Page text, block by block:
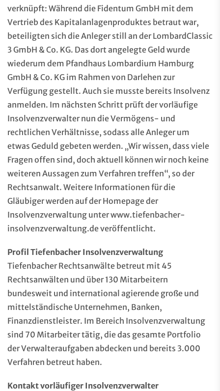
verknüpft: Während die Fidentum GmbH mit dem
Vertrieb des Kapitalanlagenproduktes betraut war,
beteiligten sich die Anleger still an der LombardClassic
3 GmbH & Co. KG. Das dort angelegte Geld wurde
wiederum dem Pfandhaus Lombardium Hamburg
GmbH & Co. KG im Rahmen von Darlehen zur
Verfügung gestellt. Auch sie musste bereits Insolvenz
anmelden. Im nächsten Schritt prüft der vorläufige
Insolvenzverwalter nun die Vermögens- und
rechtlichen Verhältnisse, sodass alle Anleger um
etwas Geduld gebeten werden. „Wir wissen, dass viele
Fragen offen sind, doch aktuell können wir noch keine
weiteren Aussagen zum Verfahren treffen“, so der
Rechtsanwalt. Weitere Informationen für die
Gläubiger werden auf der Homepage der
Insolvenzverwaltung unterwww.tiefenbacher-
insolvenzverwaltung.de veröffentlicht.
Profil Tiefenbacher Insolvenzverwaltung
Tiefenbacher Rechtsanwälte betreut mit 45
Rechtsanwälten und über 130 Mitarbeitern
bundesweit und international agierende große und
mittelständische Unternehmen, Banken,
Finanzdienstleister. Im Bereich Insolvenzverwaltung
sind 70 Mitarbeiter tätig, die das gesamte Portfolio
der Verwalteraufgaben abdecken und bereits 3.000
Verfahren betreut haben.
Kontakt vorläufiger Insolvenzverwalter